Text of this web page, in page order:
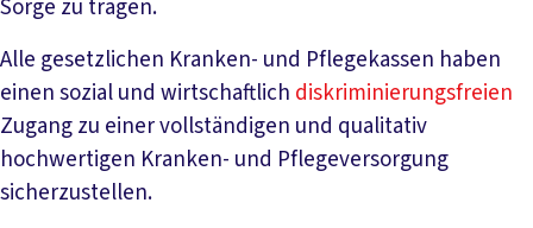
Sorge zu tragen.
Alle gesetzlichen Kranken- und Pflegekassen haben
einen sozial und wirtschaftlich diskriminierungsfreien
Zugang zu einer vollständigen und qualitativ
hochwertigen Kranken- und Pflegeversorgung
sicherzustellen.